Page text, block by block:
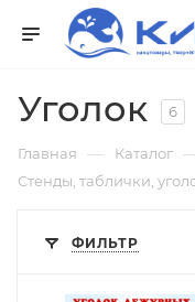
Уголок 6
Главная — Каталог
Стенды, таблички,
ФИЛЬТР